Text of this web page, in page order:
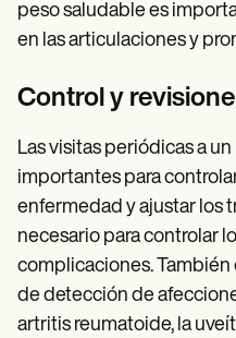
peso saludable es
en las articulaciones y
Control y
Las visitas periódicas a
importantes para
enfermedad y ajustar los
necesario para controlar
complicaciones. También
de detección de
artritis reumatoide, la